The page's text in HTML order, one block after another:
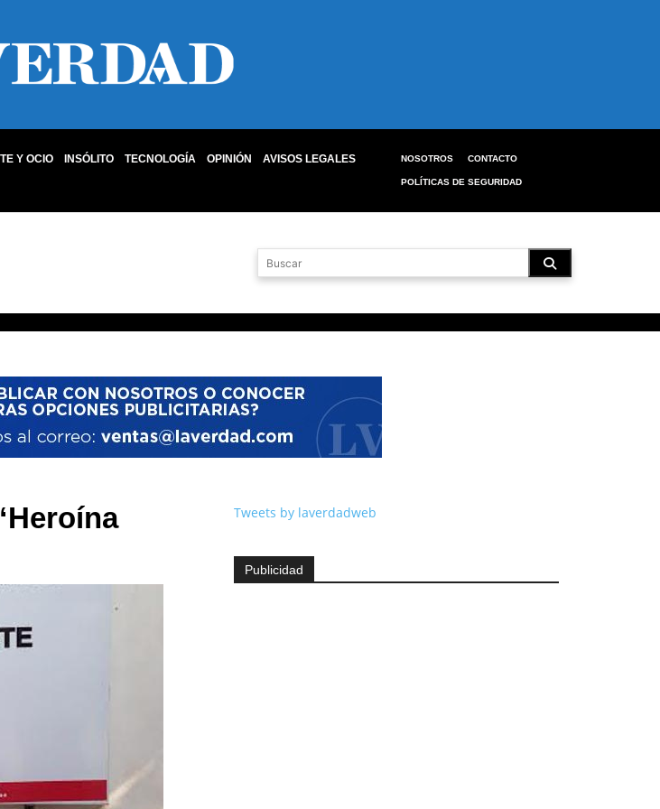
Y OCIO INSÓLITO TECNOLOGÍA OPINIÓN
AVISOS LEGALES
NOSOTROS CONTACTO
POLÍTICAS DE SEGURIDAD
Tweets by laverdadweb
Publicidad